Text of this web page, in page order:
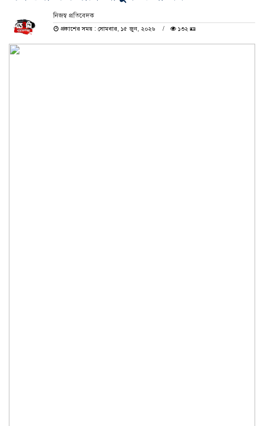
নিজস্ব প্রতিবেদক
প্রকাশের সময় : সোমবার, ১৫ জুন, ২০২৬
১৩২ 🪪